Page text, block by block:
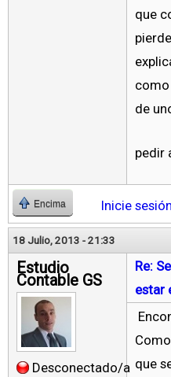
que
de
pedir
Encima Inicie sesión
18 Julio, 2013 - 21:33
Estudio
Contable GS
Desconectado/a
Re:
estar
que